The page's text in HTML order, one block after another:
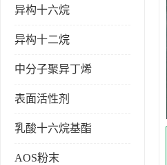
异构十六烷
异构十二烷
中分子聚异丁烯
表面活性剂
乳酸十六烷基酯
AOS粉末